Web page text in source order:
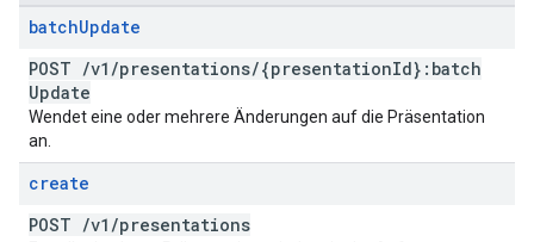
batchUpdate
POST /v1 /presentations/{presentationId}:batch
Update
Wendet eine oder mehrere Änderungen auf die Präsentation
an.
create
POST /v1 /presentations